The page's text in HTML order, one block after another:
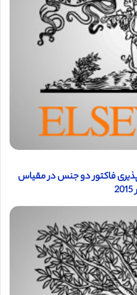
فاکتور دو جنس در مقیاس